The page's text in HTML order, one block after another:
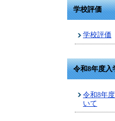
学校評価
学校評価
令和8年度
令和8年
いて